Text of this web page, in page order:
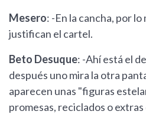
Mesero: -En la cancha, por
justifican el cartel.
Beto Desuque: -Ahí está el
después uno mira la otra
aparecen unas "figuras
promesas, reciclados o